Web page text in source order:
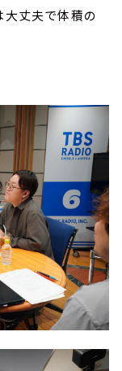
大丈夫で体積の